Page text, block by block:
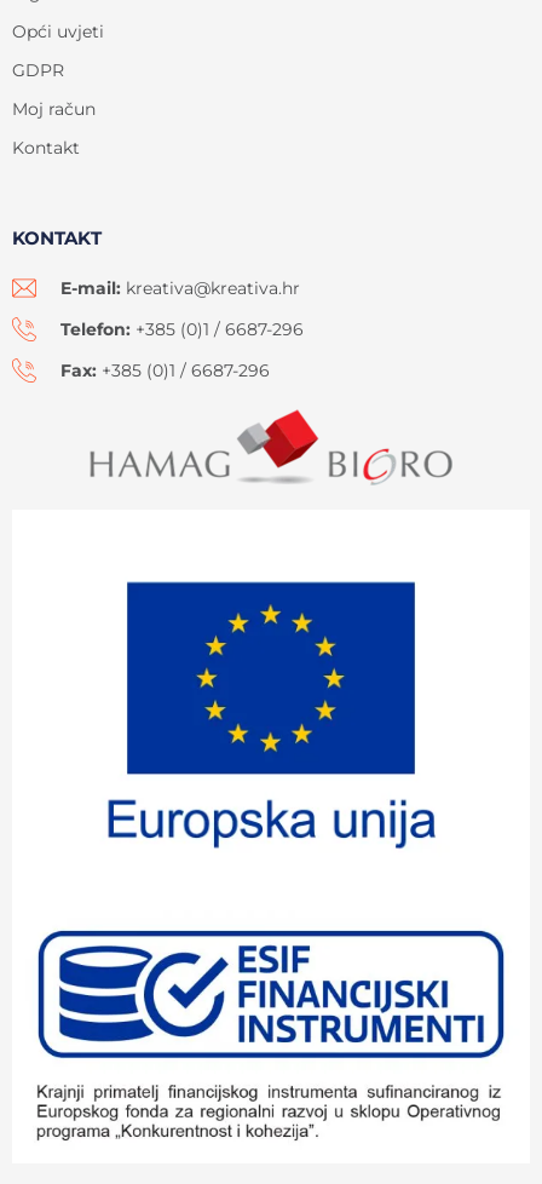
Opći uvjeti
GDPR
Moj račun
Kontakt
KONTAKT
E-mail: kreativa@kreativa.hr
Telefon: +385 (0)1 / 6687-296
Fax: +385 (0)1 / 6687-296